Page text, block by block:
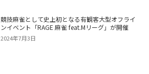
競技麻雀として史上初となる有観客大型オフライ
ンイベント「RAGE 麻雀 feat.Mリーグ」が開催
2024年7月3日